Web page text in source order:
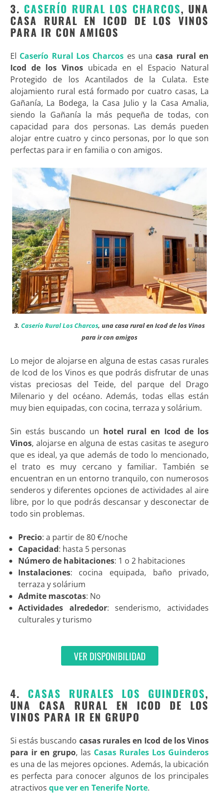
3. CASERÍO RURAL LOS CHARCOS, UNA
CASA RURAL EN ICOD DE LOS VINOS
PARA IR CON AMIGOS
El Caserío Rural Los Charcos es unacasa rural en
Icod de los Vinos ubicada en el Espacio Natural
Protegido de los Acantilados de la Culata. Este
alojamiento rural está formado por cuatro casas, La
Gañanía, La Bodega, la Casa Julio y la Casa Amalia,
siendo la Gañanía la más pequeña de todas, con
capacidad para dos personas. Las demás pueden
alojar entre cuatro y cinco personas, por lo que son
perfectas para ir en familia o con amigos.
3. Caserío Rural Los Charcos, una casa rural en Icod de los Vinos
para ir con amigos
Lo mejor de alojarse en alguna de estas casas rurales
de Icod de los Vinos es que podrás disfrutar de unas
vistas preciosas del Teide, del parque del Drago
Milenario y del océano. Además, todas ellas están
muy bien equipadas, con cocina, terraza y solárium.
Sin estás buscando un hotel rural en Icod de los
Vinos, alojarse en alguna de estas casitas te aseguro
que es ideal, ya que además de todo lo mencionado,
el trato es muy cercano y familiar. También se
encuentran en un entorno tranquilo, con numerosos
senderos y diferentes opciones de actividades al aire
libre, por lo que podrás descansar y desconectar de
todo sin problemas.
Precio: a partir de 80 €/noche
Capacidad: hasta 5 personas
Número de habitaciones: 1 o 2 habitaciones
Instalaciones: cocina equipada, baño privado,
terraza y solárium
Admite mascotas: No
Actividades alrededor: senderismo, actividades
culturales y turismo
VER DISPONIBILIDAD
4. CASAS RURALES LOS GUINDEROS,
UNA CASA RURAL EN ICOD DE LOS
VINOS PARA IR EN GRUPO
Si estás buscando casas rurales en Icod de los Vinos
para ir en grupo, las Casas Rurales Los Guinderos
es una de las mejores opciones. Además, la ubicación
es perfecta para conocer algunos de los principales
atractivos que ver en Tenerife Norte.